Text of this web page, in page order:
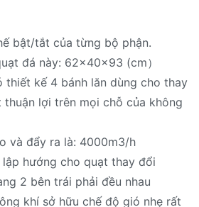
bật/tắt của từng bộ phận.
đá này: 62x40x93 (cm）
thiết kế 4 bánh lăn dùng cho thay
lợi trên mọi chỗ của không
và đẩy ra là: 4000m3/h
hướng cho quạt thay đổi
2 bên trái phải đều nhau
khí sở hữu chế độ gió nhẹ rất